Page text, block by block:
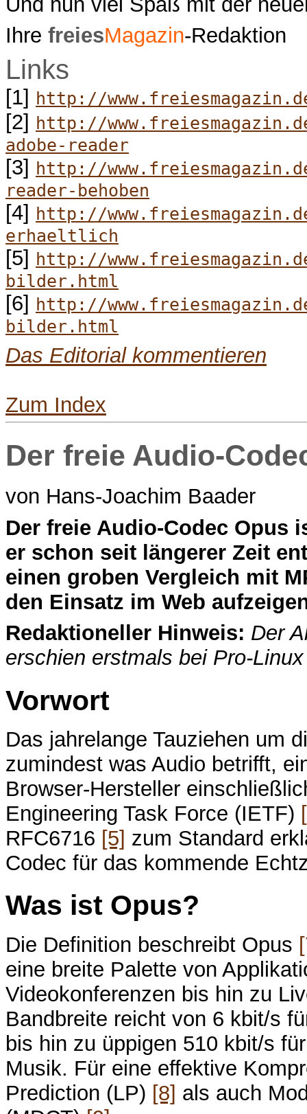
Ihre freiesMagazin-Redaktion
Links
[1] http://
[2] http://
adobe-reader
[3] http://
reader-behoben
[4] http://
erhaeltlich
[5] http://
bilder.html
[6] http://
bilder.html
Das Editorial kommentieren
Zum Index
Der freie Audio-
von Hans-Joachim Baader
Der freie Audio-Codec Opus
er schon seit längerer Zeit
einen groben Vergleich mit
den Einsatz im Web
Redaktioneller Hinweis: Der
erschien erstmals bei Pro-
Vorwort
Das jahrelange Tauziehen um
zumindest was Audio betrifft,
Browser-Hersteller
Engineering Task Force (IETF)
RFC6716 [5] zum Standard
Codec für das kommende
Was ist Opus?
Die Definition beschreibt Opus
eine breite Palette von
Videokonferenzen bis hin zu
Bandbreite reicht von 6 kbit/s
bis hin zu üppigen 510 kbit/s
Musik. Für eine effektive
Prediction (LP) [8] als auch